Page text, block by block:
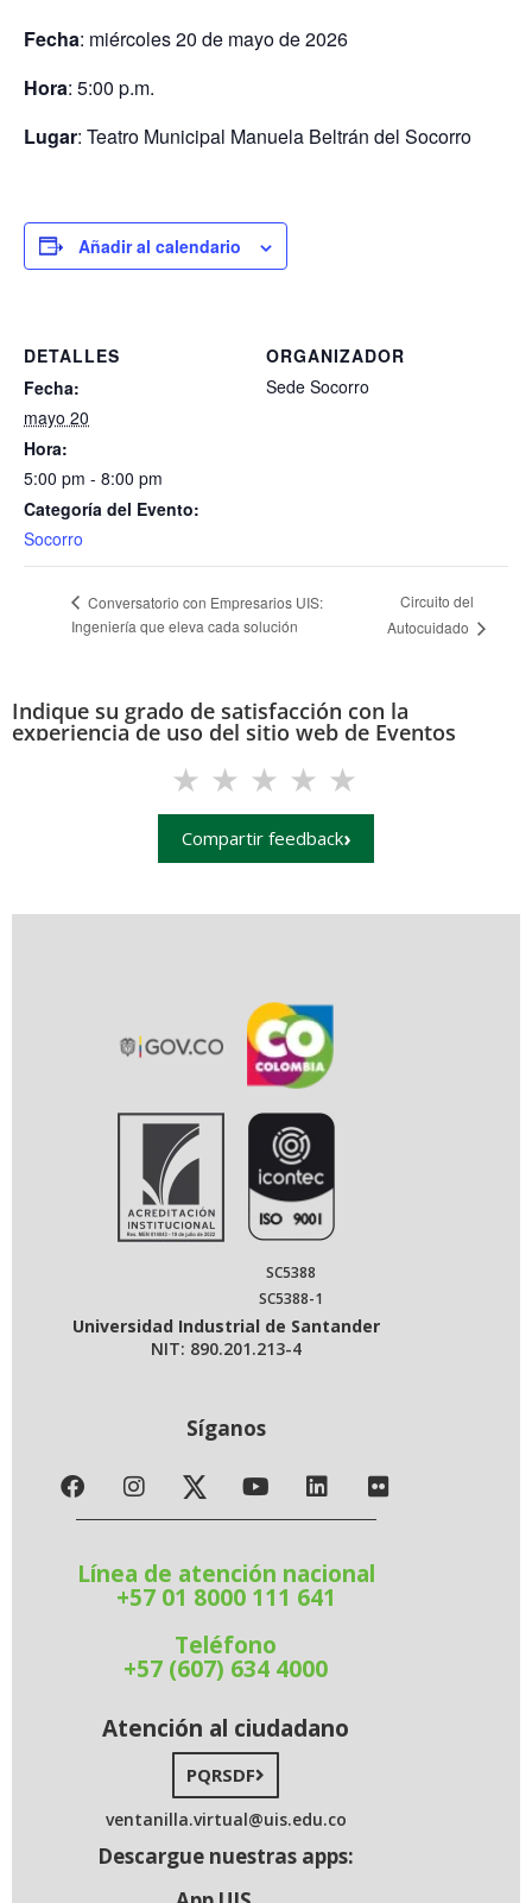
Fecha: miércoles 20 de mayo de 2026
Hora: 5:00 p.m.
Lugar: Teatro Municipal Manuela Beltrán del Socorro
Añadir al calendario
DETALLES
Fecha:
mayo 20
Hora:
5:00 pm - 8:00 pm
Categoría del Evento:
Socorro
ORGANIZADOR
Sede Socorro
Conversatorio con Empresarios UIS:
Ingeniería que eleva cada solución
Circuito del
Autocuidado
Indique su grado de satisfacción con la
experiencia de uso del sitio web de Eventos